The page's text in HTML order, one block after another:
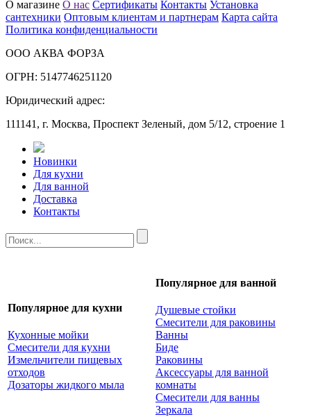
О магазине О нас Сертификаты Контакты Установка
сантехники Оптовым клиентам и партнерам Карта сайта
Политика конфиденциальности
ООО АКВА ФОРЗА
ОГРН: 5147746251120
Юридический адрес:
111141, г. Москва, Проспект Зеленый, дом 5/12, строение 1
Новинки
Для кухни
Для ванной
Доставка
Контакты
Популярное для кухни
Кухонные мойки
Смесители для кухни
Измельчители пищевых
отходов
Дозаторы жидкого мыла
Популярное для ванной
Душевые стойки
Смесители для раковины
Ванны
Биде
Раковины
Аксессуары для ванной
комнаты
Смесители для ванны
Зеркала